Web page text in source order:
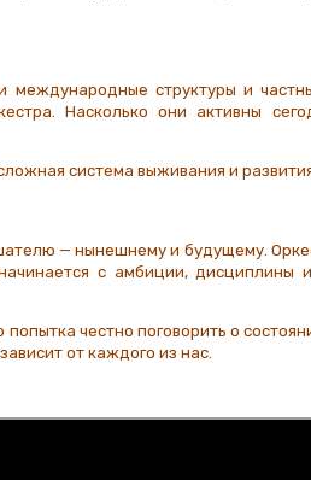
структуры и
Насколько они активны
система выживания и
— нынешнему и будущему.
с амбиции, дисциплины
честно поговорить о
от каждого из нас.